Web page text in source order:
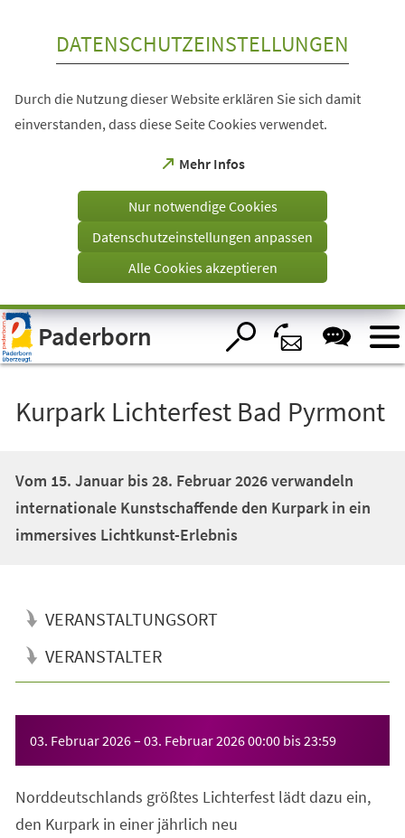
Visuelle
Assistenzsoftware
öffnen.
DATENSCHUTZEINSTELLUNGEN
Durch die Nutzung dieser Website erklären Sie sich damit
einverstanden, dass diese Seite Cookies verwendet.
Mehr Infos
(Öffnet
einem
Tab)
Nur notwendige Cookies
Datenschutzeinstellungen anpassen
Alle Cookies akzeptieren
Paderborn
Kurpark Lichterfest Bad Pyrmont
Vom 15. Januar bis 28. Februar 2026 verwandeln
internationale Kunstschaffende den Kurpark in ein
immersives Lichtkunst-Erlebnis
VERANSTALTUNGSORT
VERANSTALTER
03. Februar 2026– 03. Februar 202600:00 bis23:59
Norddeutschlands größtes Lichterfest lädt dazu ein,
den Kurpark in einer jährlich neu